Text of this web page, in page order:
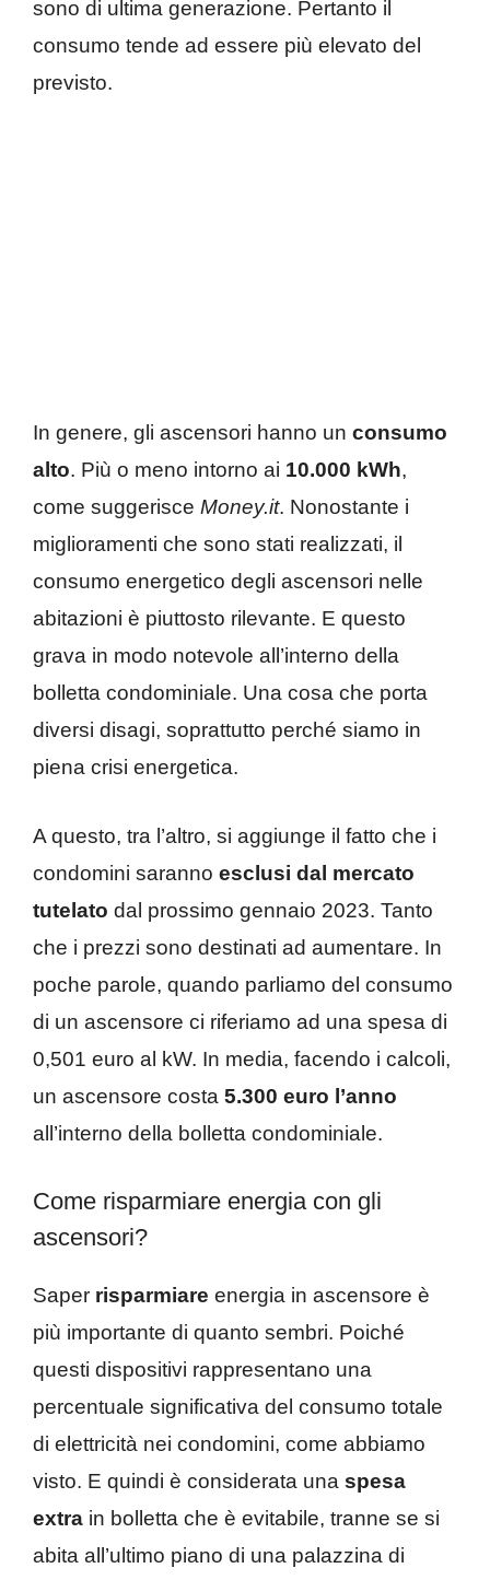
sono di ultima generazione. Pertanto il
consumo tende ad essere più elevato del
previsto.
In genere, gli ascensori hanno un consumo
alto. Più o meno intorno ai 10.000 kWh,
come suggerisce Money.it. Nonostante i
miglioramenti che sono stati realizzati, il
consumo energetico degli ascensori nelle
abitazioni è piuttosto rilevante. E questo
grava in modo notevole all’interno della
bolletta condominiale. Una cosa che porta
diversi disagi, soprattutto perché siamo in
piena crisi energetica.
A questo, tra l’altro, si aggiunge il fatto che i
condomini saranno esclusi dal mercato
tutelato dal prossimo gennaio 2023. Tanto
che i prezzi sono destinati ad aumentare. In
poche parole, quando parliamo del consumo
di un ascensore ci riferiamo ad una spesa di
0,501 euro al kW. In media, facendo i calcoli,
un ascensore costa 5.300 euro l’anno
all’interno della bolletta condominiale.
Come risparmiare energia con gli
ascensori?
Saper risparmiare energia in ascensore è
più importante di quanto sembri. Poiché
questi dispositivi rappresentano una
percentuale significativa del consumo totale
di elettricità nei condomini, come abbiamo
visto. E quindi è considerata una spesa
extra in bolletta che è evitabile, tranne se si
abita all’ultimo piano di una palazzina di